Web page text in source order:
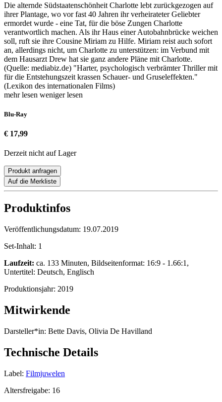
Die alternde Südstaatenschönheit Charlotte lebt zurückgezogen auf
ihrer Plantage, wo vor fast 40 Jahren ihr verheirateter Geliebter
ermordet wurde - eine Tat, für die böse Zungen Charlotte
verantwortlich machen. Als ihr Haus einer Autobahnbrücke weichen
soll, ruft sie ihre Cousine Miriam zu Hilfe. Miriam reist auch sofort
an, allerdings nicht, um Charlotte zu unterstützen: im Verbund mit
dem Hausarzt Drew hat sie ganz andere Pläne mit Charlotte.
(Quelle: mediabiz.de) "Harter, psychologisch verbrämter Thriller mit
für die Entstehungszeit krassen Schauer- und Gruseleffekten."
(Lexikon des internationalen Films)
mehr lesen weniger lesen
Blu-Ray
€ 17,99
Derzeit nicht auf Lager
Produkt anfragen
Auf die Merkliste
Produktinfos
Veröffentlichungsdatum: 19.07.2019
Set-Inhalt: 1
Laufzeit: ca. 133 Minuten, Bildseitenformat: 16:9 - 1.66:1,
Untertitel: Deutsch, Englisch
Produktionsjahr: 2019
Mitwirkende
Darsteller*in: Bette Davis, Olivia De Havilland
Technische Details
Label: Filmjuwelen
Altersfreigabe: 16